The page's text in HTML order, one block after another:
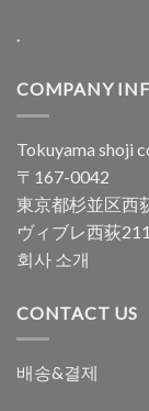
.
COMPANY
Tokuyama shoji
〒167-0042
東京都杉並区西
ヴィブレ西荻211
회사 소개
CONTACT US
배송&결제